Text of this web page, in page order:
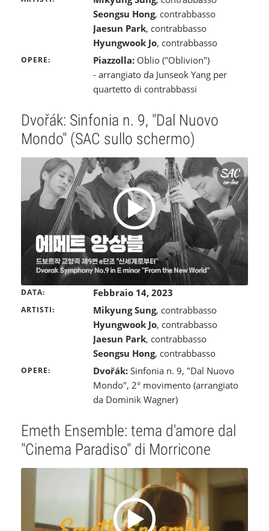
Seongsu Hong, contrabbasso
Jaesun Park, contrabbasso
Hyungwook Jo, contrabbasso
OPERE Piazzolla: Oblio ("Oblivion")
- arrangiato da Junseok Yang per
quartetto di contrabbassi
Dvořák: Sinfonia n. 9, "Dal Nuovo
Mondo" (SAC sullo schermo)
DATA Febbraio 14, 2023
ARTISTI Mikyung Sung, contrabbasso
Hyungwook Jo, contrabbasso
Jaesun Park, contrabbasso
Seongsu Hong, contrabbasso
OPERE Dvořák: Sinfonia n. 9, "Dal Nuovo
Mondo", 2° movimento (arrangiato
da Dominik Wagner)
Emeth Ensemble: tema d'amore dal
"Cinema Paradiso" di Morricone